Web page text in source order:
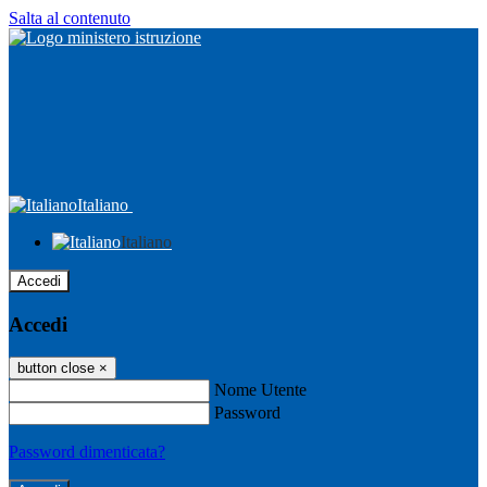
Salta al contenuto
Italiano
Italiano
Accedi
Accedi
button close ×
Nome Utente
Password
Password dimenticata?